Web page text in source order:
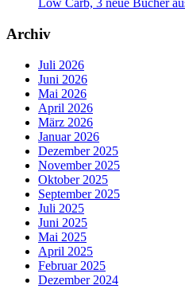
Low Carb, 3 neue Bücher
Archiv
Juli 2026
Juni 2026
Mai 2026
April 2026
März 2026
Januar 2026
Dezember 2025
November 2025
Oktober 2025
September 2025
Juli 2025
Juni 2025
Mai 2025
April 2025
Februar 2025
Dezember 2024